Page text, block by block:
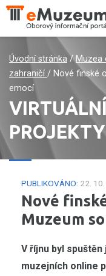
Úvodní stránka /Muzea
zahraničí/ Nové finské
emocí
PUBLIKOVÁNO: 22.
Nové
Muzeum
V říjnu byl
muzejních online